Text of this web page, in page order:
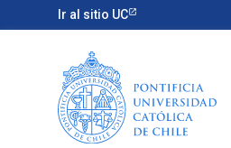
Ir al sitio UC